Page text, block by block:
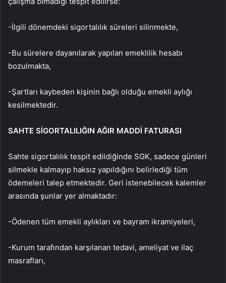
-İlgili dönemdeki sigortalılık süreleri silinmekte,
-Bu sürelere dayanılarak yapılan emeklilik hesabı
bozulmakta,
-Şartları kaybeden kişinin bağlı olduğu emekli aylığı
kesilmektedir.
SAHTE SİGORTALILIĞIN AĞIR MADDİ FATURASI
Sahte sigortalılık tespit edildiğinde SGK, sadece günleri
silmekle kalmayıp haksız yapıldığını belirlediği tüm
ödemeleri talep etmektedir. Geri istenebilecek kalemler
arasında şunlar yer almaktadır:
-Ödenen tüm emekli aylıkları ve bayram ikramiyeleri,
-Kurum tarafından karşılanan tedavi, ameliyat ve ilaç
masrafları,